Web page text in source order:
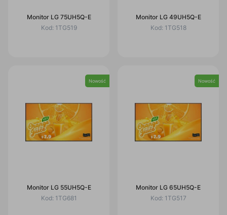
Monitor LG 75UH5Q-E
Kod: 1TG519
Monitor LG 49UH5Q-E
Kod: 1TG518
Nowość
Monitor LG 55UH5Q-E
Kod: 1TG681
Nowość
Monitor LG 65UH5Q-E
Kod: 1TG517